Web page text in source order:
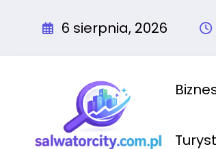
6 sierpnia, 2026